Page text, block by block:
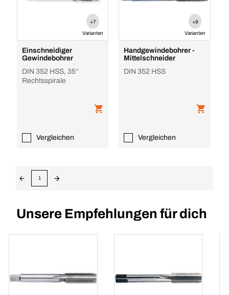
+7
Varianten
Einschneidiger
Gewindebohrer
DIN 352 HSS, 35°
Rechtsspirale
Vergleichen
+9
Varianten
Handgewindebohrer -
Mittelschneider
DIN 352 HSS
Vergleichen
1
Unsere Empfehlungen für dich